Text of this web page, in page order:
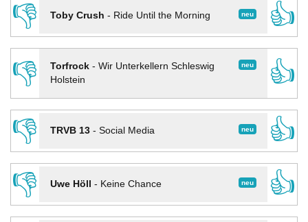
👎
neu
Toby Crush - Ride Until the Morning
👍
👎
neu
Torfrock- Wir Unterkellern Schleswig
Holstein
👍
👎
neu
TRVB 13- Social Media
👍
👎
neu
Uwe Höll - Keine Chance
👍